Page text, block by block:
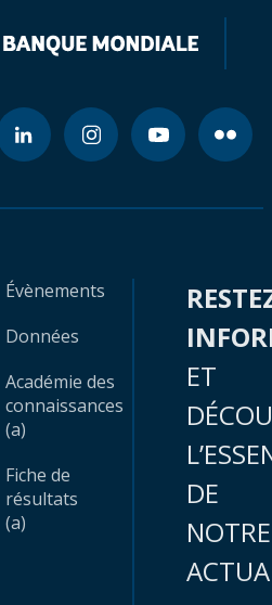
Évènements
Données
Académie des
connaissances
(a)
Fiche de
résultats
(a)
ET
DE
NOTRE